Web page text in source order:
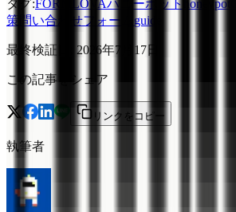
タグ: FORMLOVAハニーポット honeypot
策 問い合わせフォーム guide
最終検証日 2026年7月17日
この記事をシェア
リンクをコピー
執筆者